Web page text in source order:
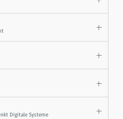
Digitale Systeme